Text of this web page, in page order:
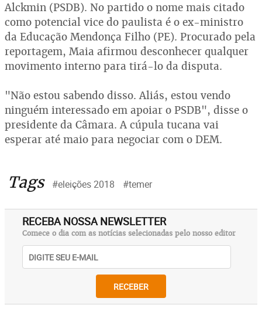
Alckmin (PSDB). No partido o nome mais citado
como potencial vice do paulista é o ex-ministro
da Educação Mendonça Filho (PE). Procurado pela
reportagem, Maia afirmou desconhecer qualquer
movimento interno para tirá-lo da disputa.
"Não estou sabendo disso. Aliás, estou vendo
ninguém interessado em apoiar o PSDB", disse o
presidente da Câmara. A cúpula tucana vai
esperar até maio para negociar com o DEM.
Tags #eleições 2018 #temer
RECEBA NOSSA NEWSLETTER
Comece o dia com as notícias selecionadas pelo nosso editor
RECEBER